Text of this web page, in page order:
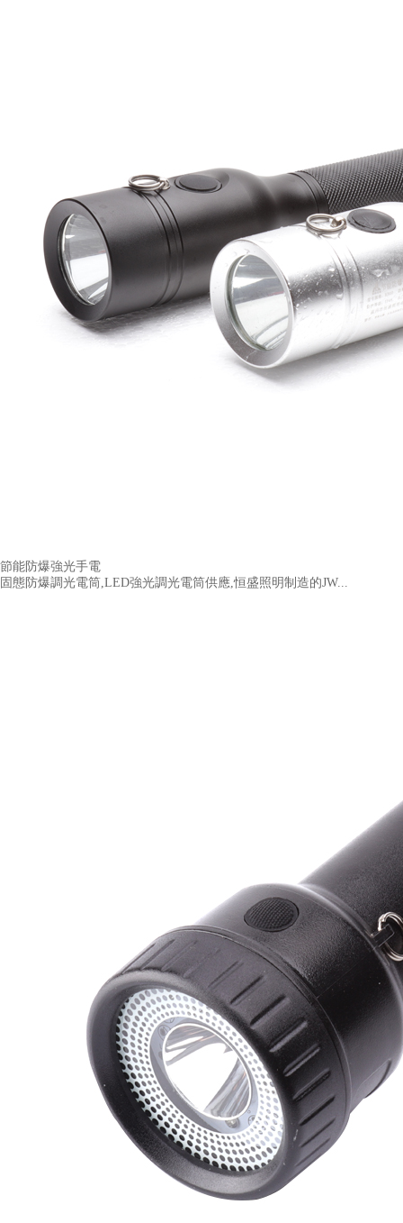
節能防爆強光手電
固態防爆調光電筒,LED強光調光電筒供應,恒盛照明制造的JW...